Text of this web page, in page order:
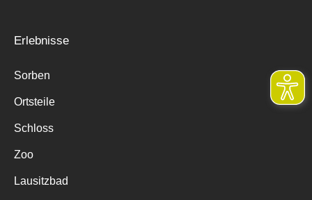
Erlebnisse
Sorben
Ortsteile
Schloss
Zoo
Lausitzbad